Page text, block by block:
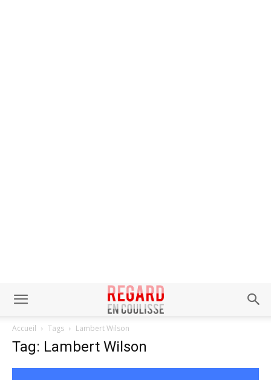
Accueil Tags Lambert Wilson
Tag: Lambert Wilson